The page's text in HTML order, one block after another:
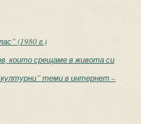
(1980 г.)
които срещаме в живота си
теми в интернет –